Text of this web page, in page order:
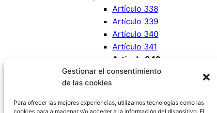
Gestionar el consentimiento
de las cookies
Para ofrecer las mejores experiencias, utilizamos tecnologías como las
cookies para almacenar y/o acceder a la información del dispositivo. El
Artículo 338
Artículo 339
Artículo 340
Artículo 341
Artículo 342
Artículo 343